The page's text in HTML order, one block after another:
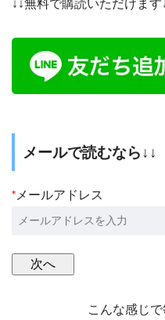
↓↓無料で購読いただけます
メールで読むなら↓↓
*メールアドレス
こんな感じで